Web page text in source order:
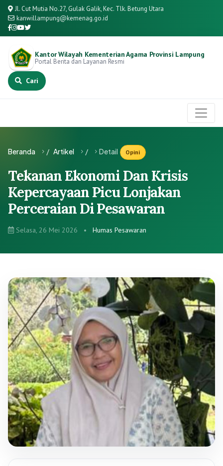
Jl. Cut Mutia No.27, Gulak Galik, Kec. Tlk. Betung Utara
kanwillampung@kemenag.go.id
Kantor Wilayah Kementerian Agama Provinsi Lampung
Portal Berita dan Layanan Resmi
Cari
Beranda / Artikel / Detail Opini
Tekanan Ekonomi Dan Krisis
Kepercayaan Picu Lonjakan
Perceraian Di Pesawaran
Selasa, 26 Mei 2026 • Humas Pesawaran